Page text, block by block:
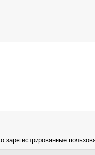
зарегистрированные